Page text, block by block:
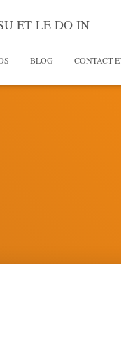
ET LE DO IN
BLOG CONTACT